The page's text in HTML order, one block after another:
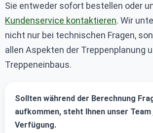
Sie entweder sofort bestellen oder
Kundenservice kontaktieren. Wir
nicht nur bei technischen Fragen,
allen Aspekten der Treppenplanung
Treppeneinbaus.
Sollten während der Berechnung
aufkommen, steht Ihnen unser
Verfügung.